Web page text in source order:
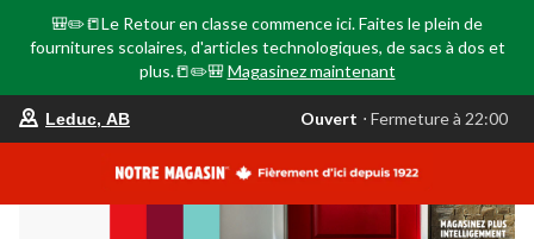
🎒✏️📒Le Retour en classe commence ici. Faites le plein de
fournitures scolaires, d'articles technologiques, de sacs à dos et
plus.📒✏️🎒 Magasinez maintenant
votre
est
AB,
Leduc, AB Ouvert ⋅ Fermeture à 22:00